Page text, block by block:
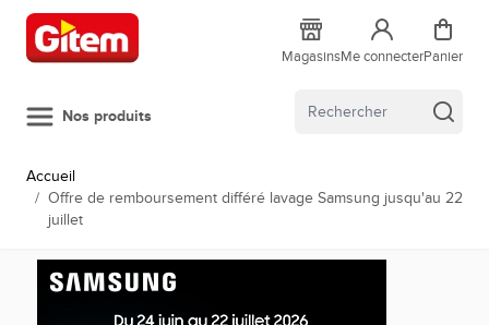
Allez au contenu
MagasinsMe connecterPanier
Nos produits
Accueil
/ Offre de remboursement différé lavage Samsung jusqu'au 22
juillet